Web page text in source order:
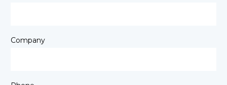
Company